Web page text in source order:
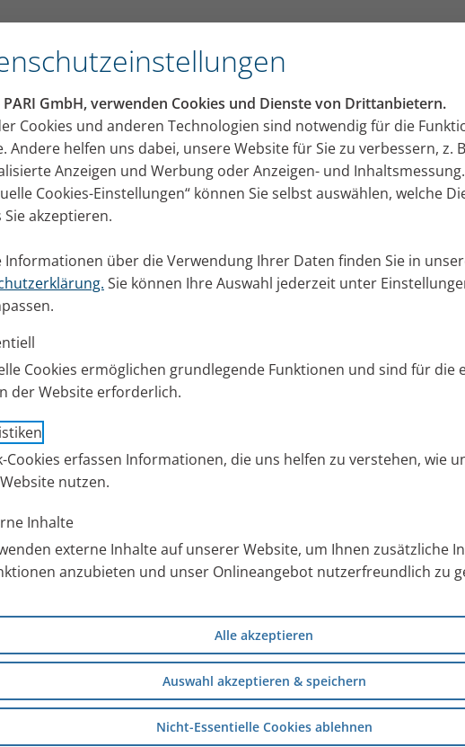
PARI GmbH, verwenden Cookies und Dienste von Drittanbietern.
Cookies und anderen Technologien sind notwendig für die
Andere helfen uns dabei, unsere Website für Sie zu verbessern, z.
Anzeigen und Werbung oder Anzeigen- und
Cookies-Einstellungen“ können Sie selbst auswählen, welche
Sie akzeptieren.
Informationen über die Verwendung Ihrer Daten finden Sie in
Sie können Ihre Auswahl jederzeit unter
Cookies ermöglichen grundlegende Funktionen und sind für die
der Website erforderlich.
Cookies erfassen Informationen, die uns helfen zu verstehen, wie
nutzen.
Inhalte
externe Inhalte auf unserer Website, um Ihnen zusätzliche
anzubieten und unser Onlineangebot nutzerfreundlich zu
Alle akzeptieren
Auswahl akzeptieren & speichern
Nicht-Essentielle Cookies ablehnen